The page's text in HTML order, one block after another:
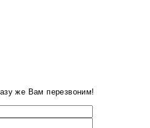
же Вам перезвоним!